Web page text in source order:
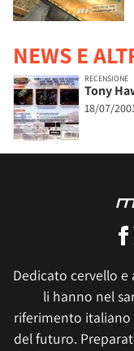
NEWS E
RECENSIONE
Tony
18/07/
Dedicato cervello
li hanno nel
riferimento
del futuro.